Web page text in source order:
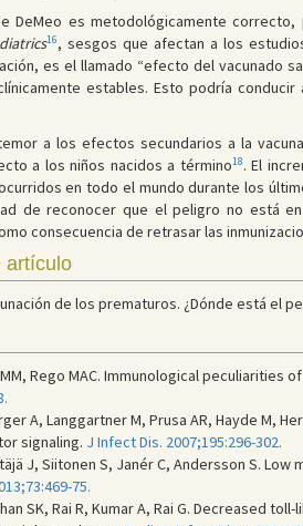
DeMeo es metodológicamente
16, sesgos que afectan a los
es el llamado “efecto del vacunado
estables. Esto podría
a los efectos secundarios a la
a los niños nacidos a término18. El
en todo el mundo durante los
de reconocer que el peligro no está
consecuencia de retrasar las
artículo
de los prematuros. ¿Dónde está el
Rego MAC. Immunological
A, Langgartner M, Prusa AR, Hayde M,
signaling. J Infect Dis. 2007;195:296-302.
J, Siitonen S, Janér C, Andersson S.
75.
SK, Rai R, Kumar A, Rai G.